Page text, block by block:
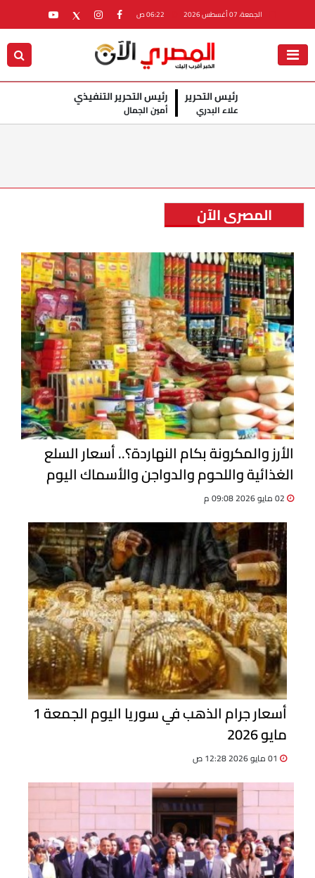
الجمعة، 07 أغسطس 2026
رئيس التحرير
علاء البدري
رئيس التحرير التنفيذي
أمين الجمال
المصري الآن
الأرز والمكرونة بكام النهاردة؟.. أسعار السلع
الغذائية واللحوم والدواجن والأسماك اليوم
السبت 2 مايو 2026
أسعار جرام الذهب في سوريا اليوم الجمعة 1
مايو 2026